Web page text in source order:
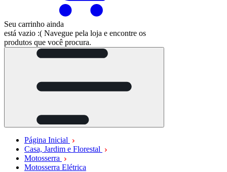
Seu carrinho ainda
está vazio :( Navegue pela loja e encontre os
produtos que você procura.
Página Inicial
Casa, Jardim e Florestal
Motosserra
Motosserra Elétrica